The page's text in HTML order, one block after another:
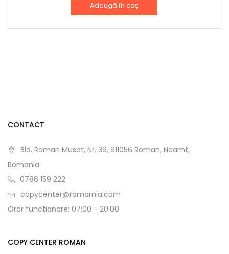
Adaugă în coș
CONTACT
Bld. Roman Musat, Nr. 36, 611056 Roman, Neamt,
Romania
0786 159 222
copycenter@romarnia.com
Orar functionare: 07:00 - 20:00
COPY CENTER ROMAN